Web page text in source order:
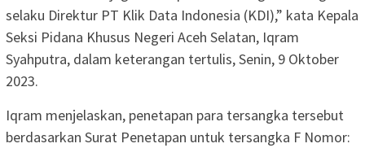
selaku Direktur PT Klik Data Indonesia (KDI),” kata Kepala
Seksi Pidana Khusus Negeri Aceh Selatan, Iqram
Syahputra, dalam keterangan tertulis, Senin, 9 Oktober
2023.
Iqram menjelaskan, penetapan para tersangka tersebut
berdasarkan Surat Penetapan untuk tersangka F Nomor: